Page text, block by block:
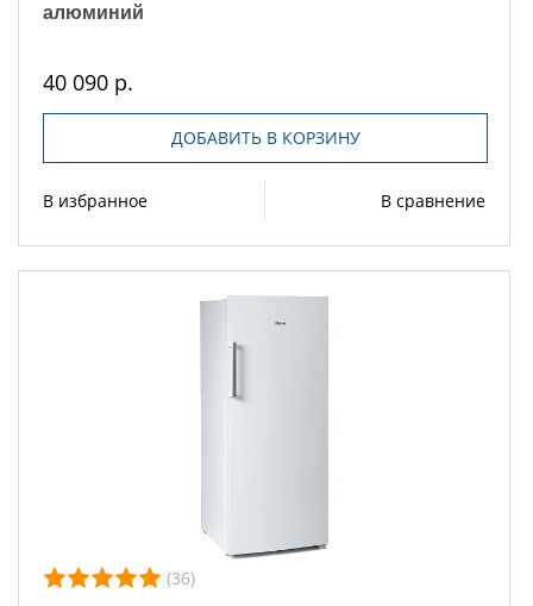
алюминий
40 090 р.
ДОБАВИТЬ В КОРЗИНУ
В избранное В сравнение
(36)